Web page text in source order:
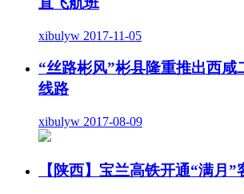
xibulyw 2017-11-05
“丝路彬风”彬县隆重推出西咸
线路
xibulyw 2017-08-09
【陕西】宝兰高铁开通“满月”